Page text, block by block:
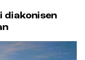
diakonisen